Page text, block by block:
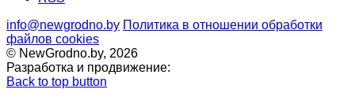
info@newgrodno.by Политика в отношении обработки
файлов cookies
© NewGrodno.by, 2026
Разработка и продвижение:
Back to top button